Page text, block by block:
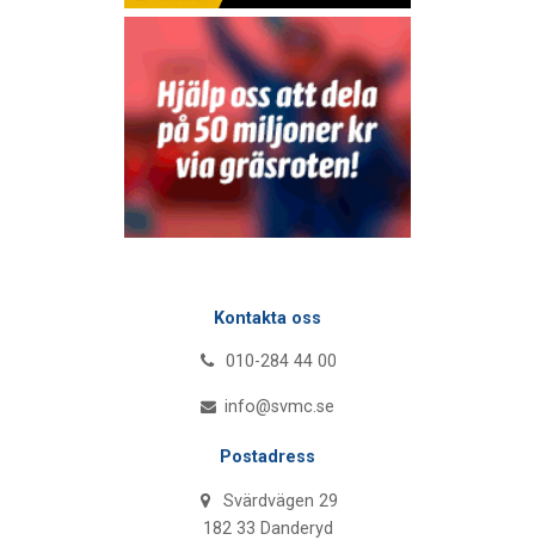
Kontakta oss
010-284 44 00
info@svmc.se
Postadress
Svärdvägen 29
182 33 Danderyd